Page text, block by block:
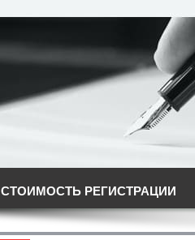
СТОИМОСТЬ РЕГИСТРАЦИИ